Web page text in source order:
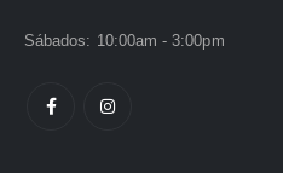
Sábados: 10:00am - 3:00pm